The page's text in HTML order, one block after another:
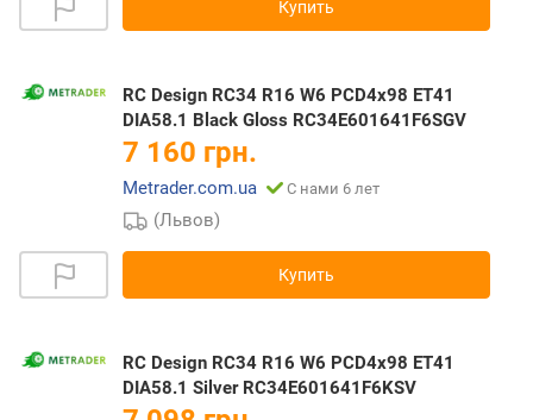
Купить
RC Design RC34 R16 W6 PCD4x98 ET41
DIA58.1 Black Gloss RC34E601641F6SGV
7 160 грн.
Metrader.com.ua С нами 6 лет
(Львов)
Купить
RC Design RC34 R16 W6 PCD4x98 ET41
DIA58.1 Silver RC34E601641F6KSV